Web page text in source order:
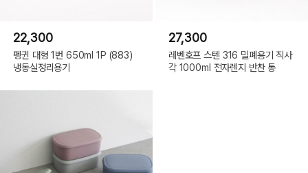
22,300
펭귄 대형 1번 650ml 1P (883)
냉동실정리용기
27,300
레벤호프 스텐 316 밀폐용기 직사
각 1000ml 전자렌지 반찬 통